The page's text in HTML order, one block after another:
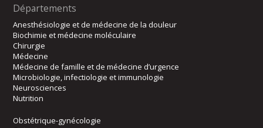
Départements
Anesthésiologie et de médecine de la douleur
Biochimie et médecine moléculaire
Chirurgie
Médecine
Médecine de famille et de médecine d’urgence
Microbiologie, infectiologie et immunologie
Neurosciences
Nutrition
Obstétrique-gynécologie